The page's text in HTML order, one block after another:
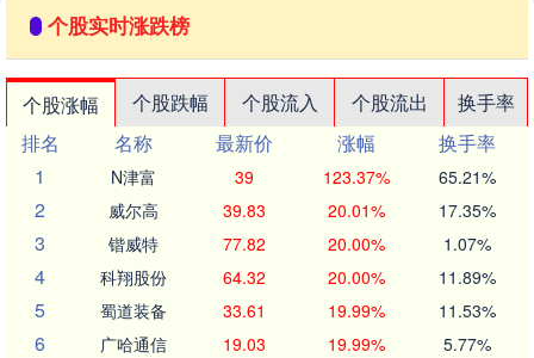
个股实时涨跌榜
个股涨幅 个股跌幅 个股流入 个股流出
换手率
排名
名称 最新价 涨幅
换手率
1
N津富 39 123.37% 65.21%
2 威尔高 39.83 20.01% 17.35%
3 锴威特 77.82 20.00% 1.07%
4 科翔股份 64.32 20.00% 11.89%
5 蜀道装备 33.61 19.99% 11.53%
6 广哈通信 19.03 19.99% 5.77%